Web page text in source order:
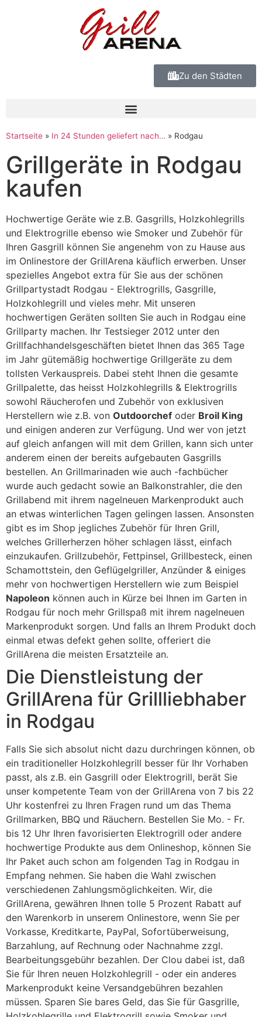
Zu den Städten
Startseite » In 24 Stunden geliefert nach… » Rodgau
Grillgeräte in Rodgau
kaufen
Hochwertige Geräte wie z.B. Gasgrills, Holzkohlegrills
und Elektrogrille ebenso wie Smoker und Zubehör für
Ihren Gasgrill können Sie angenehm von zu Hause aus
im Onlinestore der GrillArena käuflich erwerben. Unser
spezielles Angebot extra für Sie aus der schönen
Grillpartystadt Rodgau - Elektrogrills, Gasgrille,
Holzkohlegrill und vieles mehr. Mit unseren
hochwertigen Geräten sollten Sie auch in Rodgau eine
Grillparty machen. Ihr Testsieger 2012 unter den
Grillfachhandelsgeschäften bietet Ihnen das 365 Tage
im Jahr gütemäßig hochwertige Grillgeräte zu dem
tollsten Verkauspreis. Dabei steht Ihnen die gesamte
Grillpalette, das heisst Holzkohlegrills & Elektrogrills
sowohl Räucherofen und Zubehör von exklusiven
Herstellern wie z.B. von Outdoorchef oder Broil King
und einigen anderen zur Verfügung. Und wer von jetzt
auf gleich anfangen will mit dem Grillen, kann sich unter
anderem einen der bereits aufgebauten Gasgrills
bestellen. An Grillmarinaden wie auch -fachbücher
wurde auch gedacht sowie an Balkonstrahler, die den
Grillabend mit ihrem nagelneuen Markenprodukt auch
an etwas winterlichen Tagen gelingen lassen. Ansonsten
gibt es im Shop jegliches Zubehör für Ihren Grill,
welches Grillerherzen höher schlagen lässt, einfach
einzukaufen. Grillzubehör, Fettpinsel, Grillbesteck, einen
Schamottstein, den Geflügelgriller, Anzünder & einiges
mehr von hochwertigen Herstellern wie zum Beispiel
Napoleon können auch in Kürze bei Ihnen im Garten in
Rodgau für noch mehr Grillspaß mit ihrem nagelneuen
Markenprodukt sorgen. Und falls an Ihrem Produkt doch
einmal etwas defekt gehen sollte, offeriert die
GrillArena die meisten Ersatzteile an.
Die Dienstleistung der
GrillArena für Grillliebhaber
in Rodgau
Falls Sie sich absolut nicht dazu durchringen können, ob
ein traditioneller Holzkohlegrill besser für Ihr Vorhaben
passt, als z.B. ein Gasgrill oder Elektrogrill, berät Sie
unser kompetente Team von der GrillArena von 7 bis 22
Uhr kostenfrei zu Ihren Fragen rund um das Thema
Grillmarken, BBQ und Räuchern. Bestellen Sie Mo. - Fr.
bis 12 Uhr Ihren favorisierten Elektrogrill oder andere
hochwertige Produkte aus dem Onlineshop, können Sie
Ihr Paket auch schon am folgenden Tag in Rodgau in
Empfang nehmen. Sie haben die Wahl zwischen
verschiedenen Zahlungsmöglichkeiten. Wir, die
GrillArena, gewähren Ihnen tolle 5 Prozent Rabatt auf
den Warenkorb in unserem Onlinestore, wenn Sie per
Vorkasse, Kreditkarte, PayPal, Sofortüberweisung,
Barzahlung, auf Rechnung oder Nachnahme zzgl.
Bearbeitungsgebühr bezahlen. Der Clou dabei ist, daß
Sie für Ihren neuen Holzkohlegrill - oder ein anderes
Markenprodukt keine Versandgebühren bezahlen
müssen. Sparen Sie bares Geld, das Sie für Gasgrille,